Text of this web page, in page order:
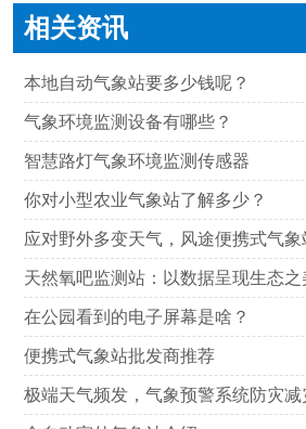
相关资讯
本地自动气象站要多少钱呢？
气象环境监测设备有哪些？
智慧路灯气象环境监测传感器
你对小型农业气象站了解多少？
天然氧吧监测站：以数据呈现生态之
在公园看到的电子屏幕是啥？
便携式气象站批发商推荐